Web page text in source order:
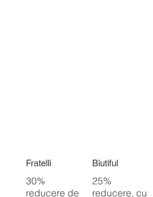
Fratelli
30%
reducere de
Biutiful
25%
reducere, cu